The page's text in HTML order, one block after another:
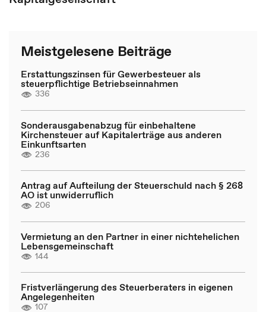
Meistgelesene Beiträge
Erstattungszinsen für Gewerbesteuer als
steuerpflichtige Betriebseinnahmen
336
Sonderausgabenabzug für einbehaltene
Kirchensteuer auf Kapitalerträge aus anderen
Einkunftsarten
236
Antrag auf Aufteilung der Steuerschuld nach § 268
AO ist unwiderruflich
206
Vermietung an den Partner in einer nichtehelichen
Lebensgemeinschaft
144
Fristverlängerung des Steuerberaters in eigenen
Angelegenheiten
107